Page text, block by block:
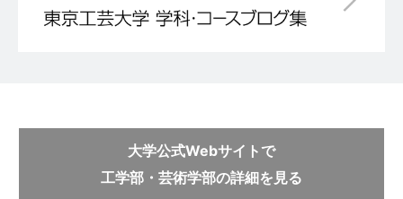
大学公式Webサイトで
工学部・芸術学部の詳細を見る